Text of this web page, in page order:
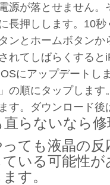
源が落とせません
長押しします。10
ンとホームボタンか
れてしばらくする
にアップデートし
の順にタップしま
す。ダウンロード後
らないなら修
っても液晶の
いる可能性
す。